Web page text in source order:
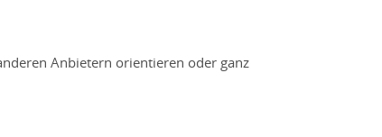
Anbietern orientieren oder ganz